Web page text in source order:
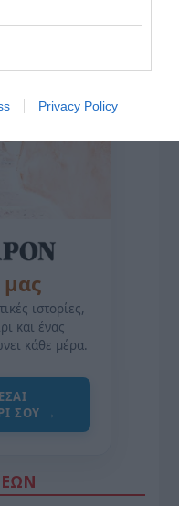
Privacy Policy
ιστορίες,
και ένας
κάθε μέρα.
ΣΟΥ →